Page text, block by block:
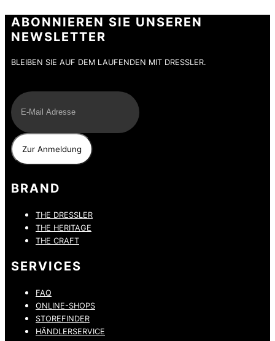
ABONNIEREN SIE UNSEREN
NEWSLETTER
BLEIBEN SIE AUF DEM LAUFENDEN MIT DRESSLER.
BRAND
THE DRESSLER
THE HERITAGE
THE CRAFT
SERVICES
FAQ
ONLINE-SHOPS
STOREFINDER
HÄNDLERSERVICE